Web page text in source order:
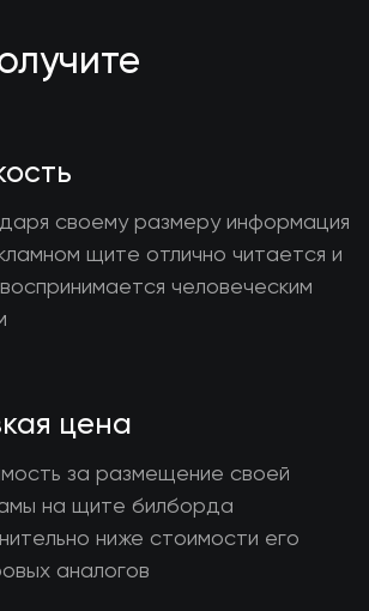
своему размеру информация
щите отлично читается и
человеческим
цена
за размещение своей
на щите билборда
ниже стоимости его
аналогов